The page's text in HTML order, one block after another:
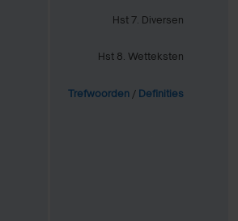
Hst 7. Diversen
Hst 8. Wetteksten
Trefwoorden / Definities